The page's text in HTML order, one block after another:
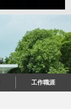
工作職涯